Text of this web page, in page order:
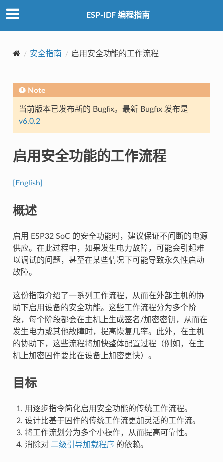
ESP-IDF 编程指南
安全指南 启用安全功能的工作流程
Note
当前版本已发布新的 Bugfix。最新 Bugfix 发布是
v6.0.2
启用安全功能的工作流程
[English]
概述
启用 ESP32 SoC 的安全功能时，建议保证不间断的电源
供应。在此过程中，如果发生电力故障，可能会引起难
以调试的问题，甚至在某些情况下可能导致永久性启动
故障。
这份指南介绍了一系列工作流程，从而在外部主机的协
助下启用设备的安全功能。这些工作流程分为多个阶
段，每个阶段都会在主机上生成签名/加密密钥，从而在
发生电力或其他故障时，提高恢复几率。此外，在主机
的协助下，这些流程将加快整体配置过程（例如，在主
机上加密固件要比在设备上加密更快）。
目标
用逐步指令简化启用安全功能的传统工作流程。
设计比基于固件的传统工作流更加灵活的工作流。
将工作流划分为多个小操作，从而提高可靠性。
消除对 二级引导加载程序 的依赖。